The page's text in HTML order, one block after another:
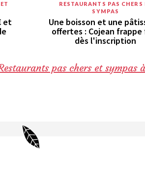
et
RESTAURANTS PAS CHERS
SYMPAS
Une boisson et une
offertes : Cojean
dès l'inscription
pas chers et sympas